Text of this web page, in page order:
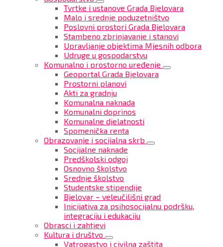
Tvrtke i ustanove Grada Bjelovara
Malo i srednje poduzetništvo
Poslovni prostori Grada Bjelovara
Stambeno zbrinjavanje i stanovi
Upravljanje objektima Mjesnih odbora
Udruge u gospodarstvu
Komunalno i prostorno uređenje
Geoportal Grada Bjelovara
Prostorni planovi
Akti za gradnju
Komunalna naknada
Komunalni doprinos
Komunalne djelatnosti
Spomenička renta
Obrazovanje i socijalna skrb
Socijalne naknade
Predškolski odgoj
Osnovno školstvo
Srednje školstvo
Studentske stipendije
Bjelovar – veleučilišni grad
Inicijativa za psihosocijalnu podršku,
integraciju i edukaciju
Obrasci i zahtjevi
Kultura i društvo
Vatrogastvo i civilna zaštita